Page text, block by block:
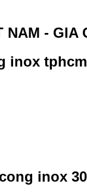
-
inox
inox